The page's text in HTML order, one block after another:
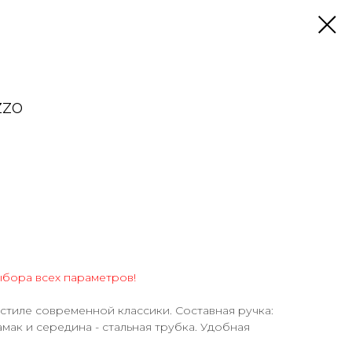
всех параметров!
современной классики. Составная ручка:
и середина - стальная трубка. Удобная